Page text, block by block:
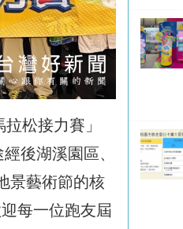
松接力賽」
後湖溪園區、
景藝術節的核
每一位跑友屆